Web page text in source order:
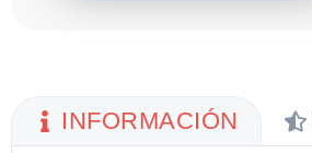
INFORMACIÓN